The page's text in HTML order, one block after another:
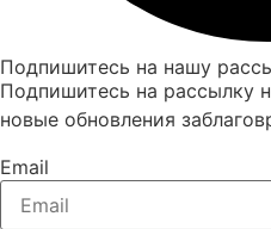
Подпишитесь на нашу
Подпишитесь на рассылку
новые обновления
Email